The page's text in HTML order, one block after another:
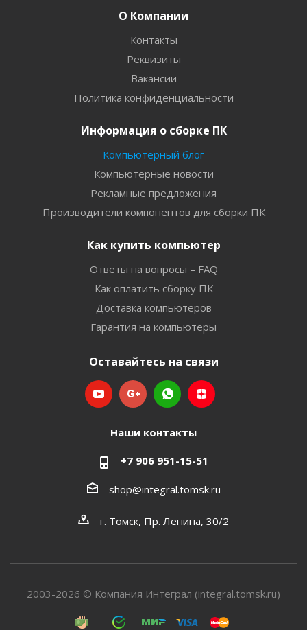
О Компании
Контакты
Реквизиты
Вакансии
Политика конфиденциальности
Информация о сборке ПК
Компьютерный блог
Компьютерные новости
Рекламные предложения
Производители компонентов для сборки ПК
Как купить компьютер
Ответы на вопросы – FAQ
Как оплатить сборку ПК
Доставка компьютеров
Гарантия на компьютеры
Оставайтесь на связи
Наши контакты
+7 906 951-15-51
shop@integral.tomsk.ru
г. Томск, Пр. Ленина, 30/2
2003-2026 © Компания Интеграл (integral.tomsk.ru)